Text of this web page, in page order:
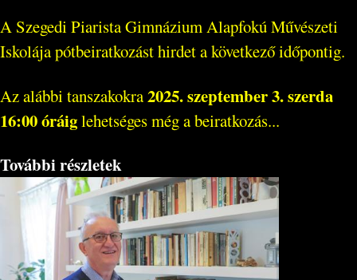
A Szegedi Piarista Gimnázium Alapfokú Művészeti
Iskolája pótbeiratkozást hirdet a következő időpontig.
Az alábbi tanszakokra2025. szeptember 3. szerda
16:00 óráiglehetséges még a beiratkozás...
További részletek